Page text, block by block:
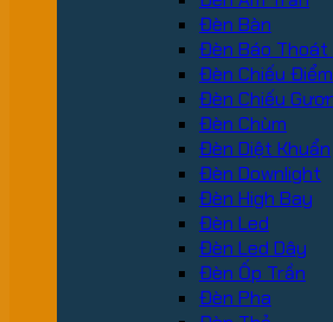
Đèn Bàn
Đèn Báo Thoát
Đèn Chiếu Điểm
Đèn Chiếu
Đèn Chùm
Đèn Diệt Khuẩn
Đèn Downlight
Đèn High Bay
Đèn Led
Đèn Led Dây
Đèn Ốp Trần
Đèn Pha